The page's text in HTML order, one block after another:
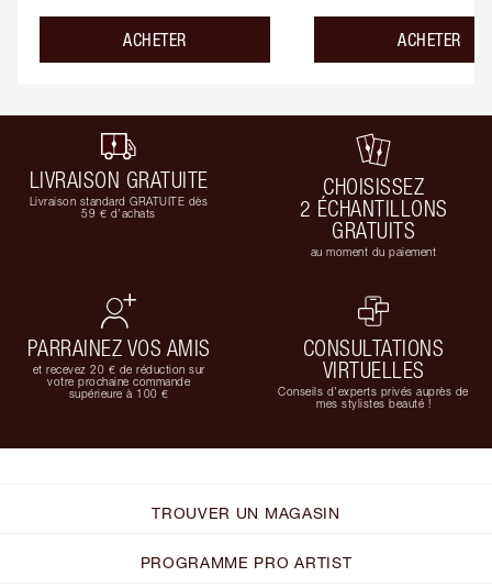
ACHETER ACHETER
LIVRAISON GRATUITE
Livraison standard GRATUITE dès
59 € d'achats
CHOISISSEZ
2 ÉCHANTILLONS
GRATUITS
au moment du paiement
PARRAINEZ VOS AMIS
et recevez 20 € de réduction sur
votre prochaine commande
supérieure à 100 €
CONSULTATIONS
VIRTUELLES
Conseils d'experts privés auprès de
mes stylistes beauté !
TROUVER UN MAGASIN
PROGRAMME PRO ARTIST